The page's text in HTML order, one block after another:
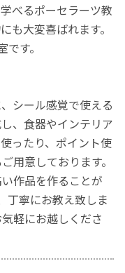
べるポーセラーツ教
も大変喜ばれます。
す。
シール感覚で使える
、食器やインテリア
ったり、ポイント使
用意しております。
作品を作ることが
丁寧にお教え致しま
軽にお越しくださ